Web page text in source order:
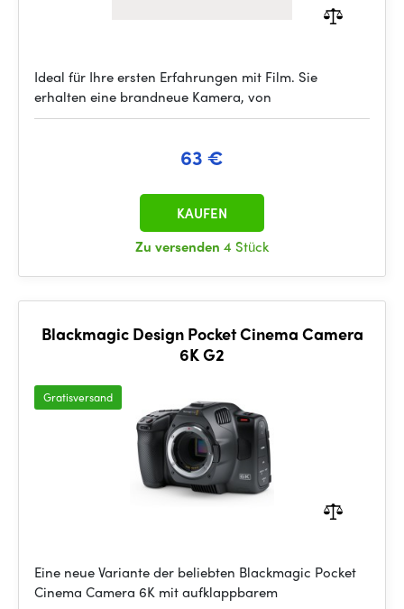
Ideal für Ihre ersten Erfahrungen mit Film. Sie
erhalten eine brandneue Kamera, von
63 €
Zu versenden 4 Stück
KAUFEN
Blackmagic Design Pocket Cinema Camera
6K G2
Gratisversand
Eine neue Variante der beliebten Blackmagic Pocket
Cinema Camera 6K mit aufklappbarem